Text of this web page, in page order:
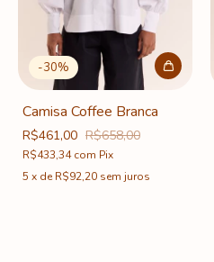
-30%
Camisa Coffee Branca
R$461,00 R$658,00
R$433,34com Pix
5 x deR$92,20 sem juros